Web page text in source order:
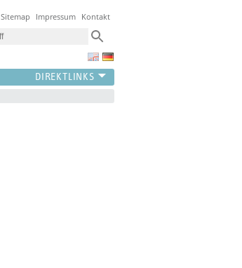
Sitemap Impressum Kontakt